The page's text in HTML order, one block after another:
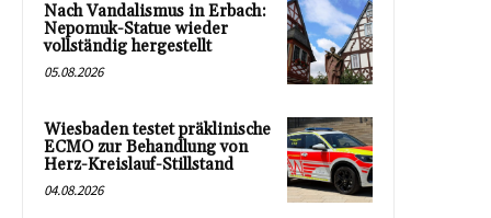
Nach Vandalismus in Erbach:
Nepomuk-Statue wieder
vollständig hergestellt
05.08.2026
Wiesbaden testet präklinische
ECMO zur Behandlung von
Herz-Kreislauf-Stillstand
04.08.2026